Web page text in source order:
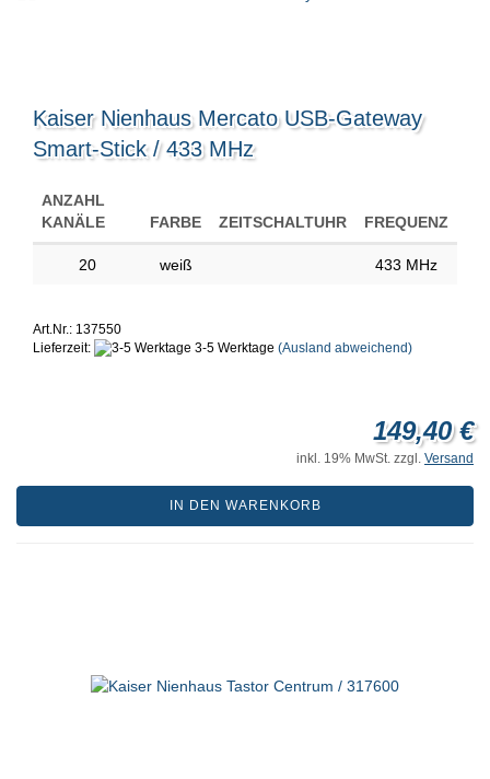
Kaiser Nienhaus Mercato USB-Gateway
Smart-Stick / 433 MHz
ANZAHL
KANÄLE
FARBE ZEITSCHALTUHR FREQUENZ
20 weiß 433 MHz
Art.Nr.: 137550
Lieferzeit:
3-5 Werktage (Ausland abweichend)
149,40 €
inkl. 19% MwSt. zzgl. Versand
IN DEN WARENKORB